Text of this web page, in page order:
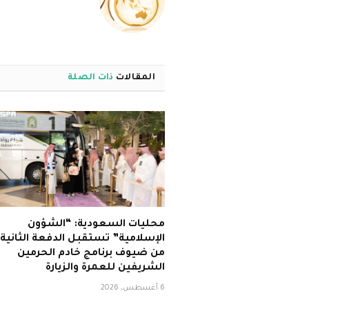
المقالات ذات الصلة
محليات السعودية: “الشؤون
الإسلامية” تستقبل الدفعة الثانية
من ضيوف برنامج خادم الحرمين
الشريفين للعمرة والزيارة
6 أغسطس، 2026